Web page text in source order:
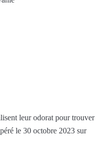
leur odorat pour trouver
le 30 octobre 2023 sur